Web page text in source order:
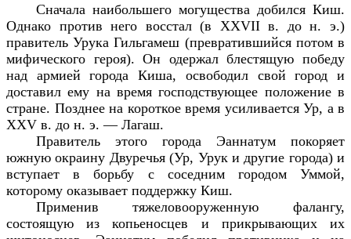
Сначала наибольшего могущества добился Киш.
Однако против него восстал (в XXVII в. до н. э.)
правитель Урука Гильгамеш (превратившийся потом в
мифического героя). Он одержал блестящую победу
над армией города Киша, освободил свой город и
доставил ему на время господствующее положение в
стране. Позднее на короткое время усиливается Ур, а в
XXV в. до н. э. — Лагаш.
Правитель этого города Эаннатум покоряет
южную окраину Двуречья (Ур, Урук и другие города) и
вступает в борьбу с соседним городом Уммой,
которому оказывает поддержку Киш.
Применив тяжеловооруженную фалангу,
состоящую из копьеносцев и прикрывающих их